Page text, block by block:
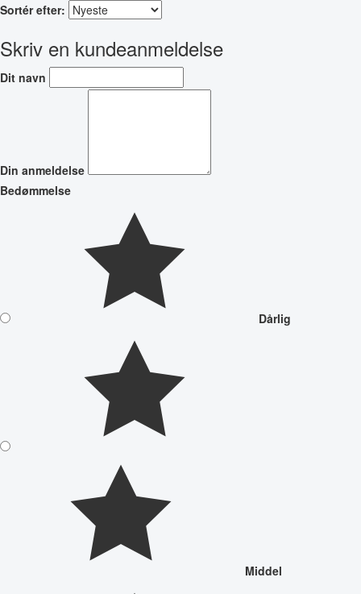
Sortér efter:
Skriv en kundeanmeldelse
Dit navn
Din anmeldelse
Bedømmelse
Dårlig
Middel